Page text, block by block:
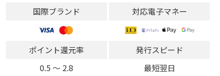
国際ブランド
対応電子マネー
ポイント還元率
0.5 〜 2.8
発行スピード
最短翌日